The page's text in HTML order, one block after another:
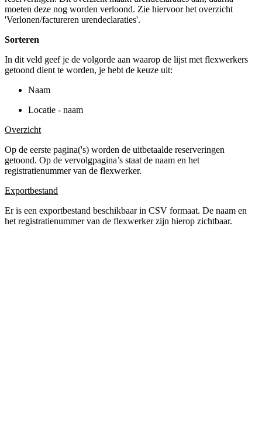
moeten deze nog worden verloond. Zie hiervoor het overzicht
'Verlonen/factureren urendeclaraties'.
Sorteren
In dit veld geef je de volgorde aan waarop de lijst met flexwerkers
getoond dient te worden, je hebt de keuze uit:
Naam
Locatie - naam
Overzicht
Op de eerste pagina('s) worden de uitbetaalde reserveringen
getoond. Op de vervolgpagina’s staat de naam en het
registratienummer van de flexwerker.
Exportbestand
Er is een exportbestand beschikbaar in CSV formaat. De naam en
het registratienummer van de flexwerker zijn hierop zichtbaar.